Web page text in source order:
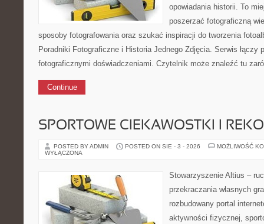
opowiadania historii. To
poszerzać fotograficzną
sposoby fotografowania oraz szukać inspiracji do tworzenia
Poradniki Fotograficzne i Historia Jednego Zdjęcia. Serwis łączy
fotograficznymi doświadczeniami. Czytelnik może znaleźć tu
Continue
SPORTOWE CIEKAWOSTKI I
POSTED BY ADMIN POSTED ON SIE - 3 - 2026
MOŻLIWOŚĆ
WYŁĄCZONA
Stowarzyszenie Altius –
przekraczania własnych
rozbudowany portal
aktywności fizycznej,